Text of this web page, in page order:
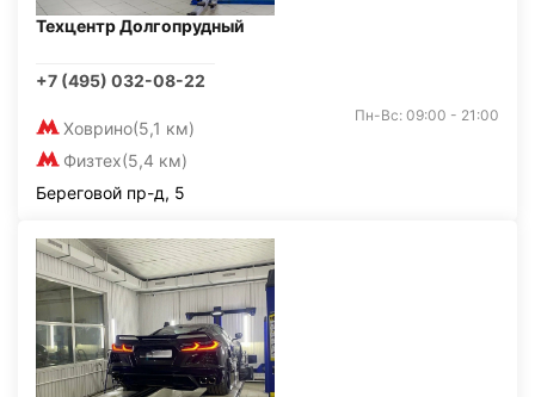
Техцентр Долгопрудный
+7 (495) 032-08-22
Ховрино(5,1 км)
Физтех(5,4 км)
Пн-Вс: 09:00 - 21:00
Береговой пр-д, 5